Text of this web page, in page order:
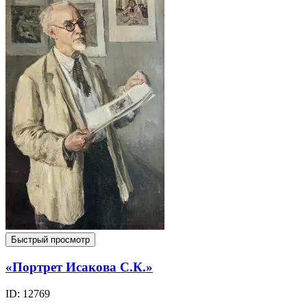
Быстрый просмотр
«Портрет Исакова С.К.»
ID: 12769